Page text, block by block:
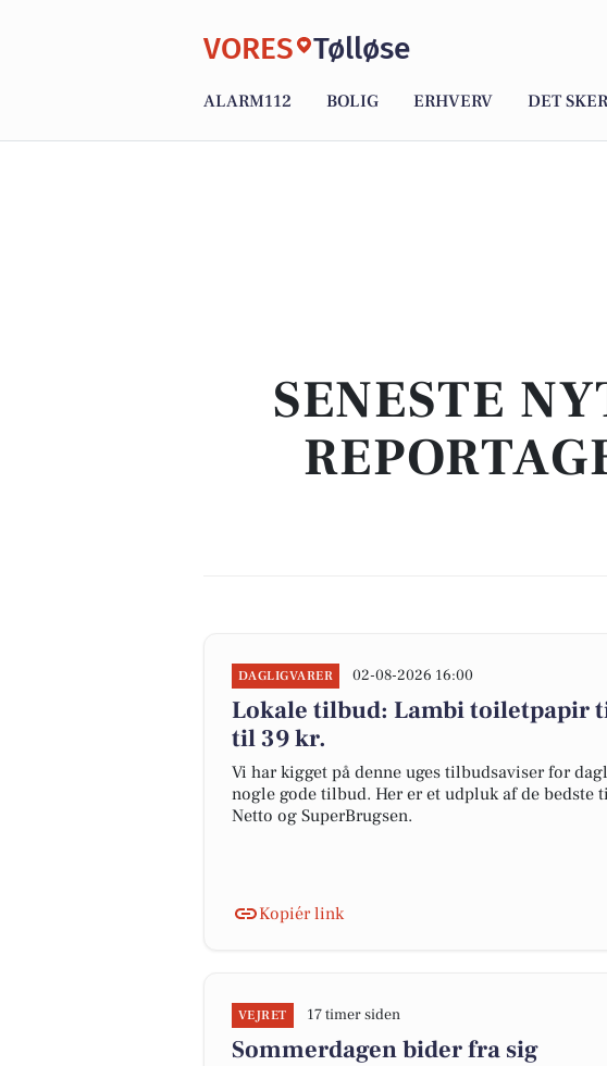
VORES Tølløse
ALARM112 BOLIG ERHVERV DET SKER
SENESTE
DAGLIGVARER 02-08-2026 16:00
Lokale tilbud: Lambi toiletpapir
til 39 kr.
Vi har kigget på denne uges tilbudsaviser for
nogle gode tilbud. Her er et udpluk af de bedste
Netto og SuperBrugsen.
Kopiér link
VEJRET 17 timer siden
Sommerdagen bider fra sig